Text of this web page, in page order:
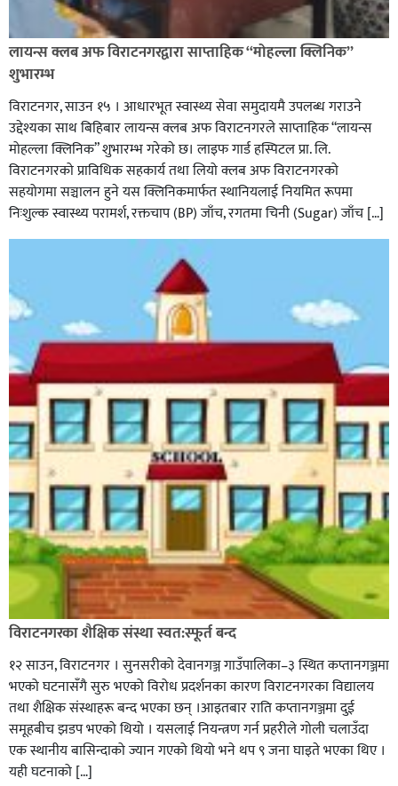
लायन्स क्लब अफ विराटनगरद्वारा साप्ताहिक “मोहल्ला क्लिनिक”
शुभारम्भ
विराटनगर, साउन १५ । आधारभूत स्वास्थ्य सेवा समुदायमै उपलब्ध गराउने
उद्देश्यका साथ बिहिबार लायन्स क्लब अफ विराटनगरले साप्ताहिक “लायन्स
मोहल्ला क्लिनिक” शुभारम्भ गरेकाे छ। लाइफ गार्ड हस्पिटल प्रा. लि.
विराटनगरको प्राविधिक सहकार्य तथा लियो क्लब अफ विराटनगरको
सहयोगमा सञ्चालन हुने यस क्लिनिकमार्फत स्थानियलाई नियमित रूपमा
निःशुल्क स्वास्थ्य परामर्श, रक्तचाप (BP) जाँच, रगतमा चिनी (Sugar) जाँच […]
विराटनगरका शैक्षिक संस्था स्वत:स्फूर्त बन्द
१२ साउन, विराटनगर । सुनसरीको देवानगञ्ज गाउँपालिका–३ स्थित कप्तानगञ्जमा
भएको घटनासँगै सुरु भएको विरोध प्रदर्शनका कारण विराटनगरका विद्यालय
तथा शैक्षिक संस्थाहरू बन्द भएका छन् ।आइतबार राति कप्तानगञ्जमा दुई
समूहबीच झडप भएको थियो । यसलाई नियन्त्रण गर्न प्रहरीले गोली चलाउँदा
एक स्थानीय बासिन्दाको ज्यान गएको थियो भने थप ९ जना घाइते भएका थिए ।
यही घटनाको […]